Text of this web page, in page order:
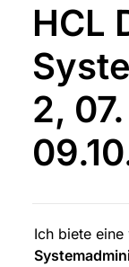
HCL
2,
Ich biete eine